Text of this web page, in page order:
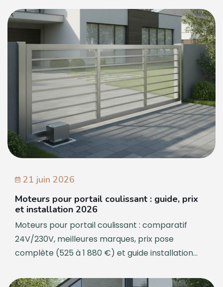
21 juin 2026
Moteurs pour portail coulissant : guide, prix
et installation 2026
Moteurs pour portail coulissant : comparatif
24V/230V, meilleures marques, prix pose
complète (525 à 1 880 €) et guide installation...